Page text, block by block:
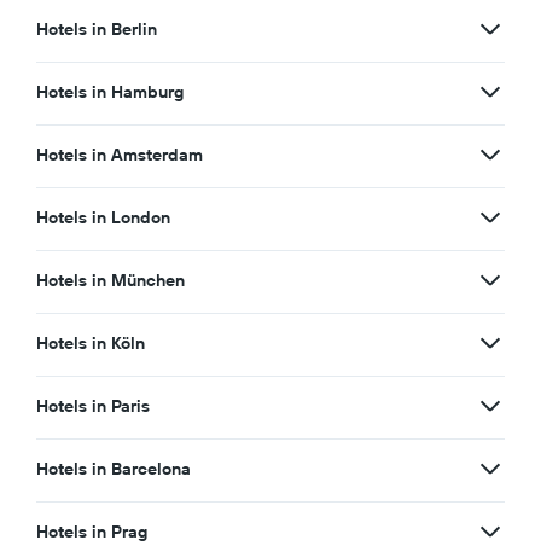
Hotels in Berlin
Hotels in Hamburg
Hotels in Amsterdam
Hotels in London
Hotels in München
Hotels in Köln
Hotels in Paris
Hotels in Barcelona
Hotels in Prag